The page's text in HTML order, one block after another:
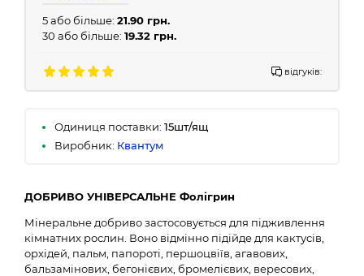
5 або більше: 21.90 грн.
30 або більше: 19.32 грн.
відгуків:
Одиниця поставки: 15шт/ящ
Виробник: Квантум
ДОБРИВО УНІВЕРСАЛЬНЕ Фолігрин
Мінеральне добриво застосовується для підживлення
кімнатних рослин. Воно відмінно підійде для кактусів,
орхідей, пальм, папороті, першоцвіїв, агавових,
бальзамінових, бегонієвих, бромелієвих, вересових,